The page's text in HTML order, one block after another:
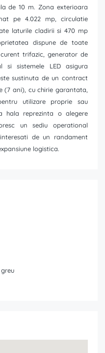
de 10 m. Zona exterioara
pe 4.022 mp, circulatie
laturile cladirii si 470 mp
dispune de toate
trifazic, generator de
si sistemele LED asigura
sustinuta de un contract
(7 ani), cu chirie garantata,
utilizare proprie sau
hala reprezinta o alegere
un sediu operational
de un randament
logistica.